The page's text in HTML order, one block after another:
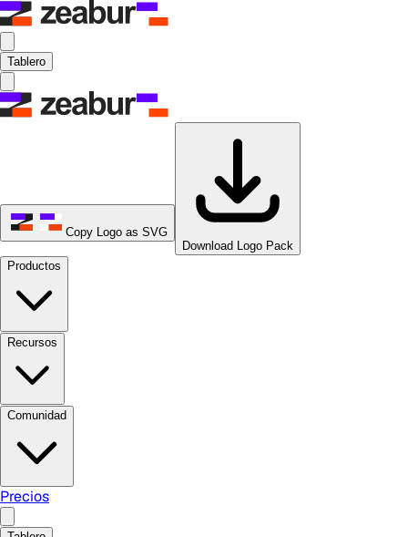
Tablero
Copy Logo as SVG
Download Logo Pack
Productos
Recursos
Comunidad
Precios